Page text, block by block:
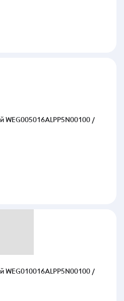
WEG005016ALPP5N00100 /
WEG010016ALPP5N00100 /